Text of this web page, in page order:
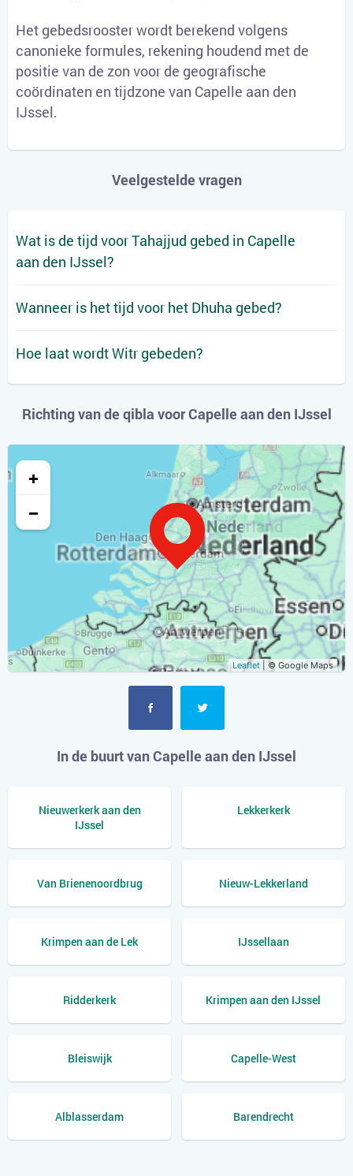
Het gebedsrooster wordt berekend volgens
canonieke formules, rekening houdend met de
positie van de zon voor de geografische
coördinaten en tijdzone van Capelle aan den
IJssel.
Veelgestelde vragen
Wat is de tijd voor Tahajjud gebed in Capelle
aan den IJssel?
Wanneer is het tijd voor het Dhuha gebed?
Hoe laat wordt Witr gebeden?
Richting van de qibla voor Capelle aan den IJssel
+
−
Leaflet | © Google Maps
In de buurt van Capelle aan den IJssel
Nieuwerkerk aan den
IJssel
Lekkerkerk
Van Brienenoordbrug Nieuw-Lekkerland
Krimpen aan de Lek IJssellaan
Ridderkerk Krimpen aan den IJssel
Bleiswijk Capelle-West
Alblasserdam Barendrecht